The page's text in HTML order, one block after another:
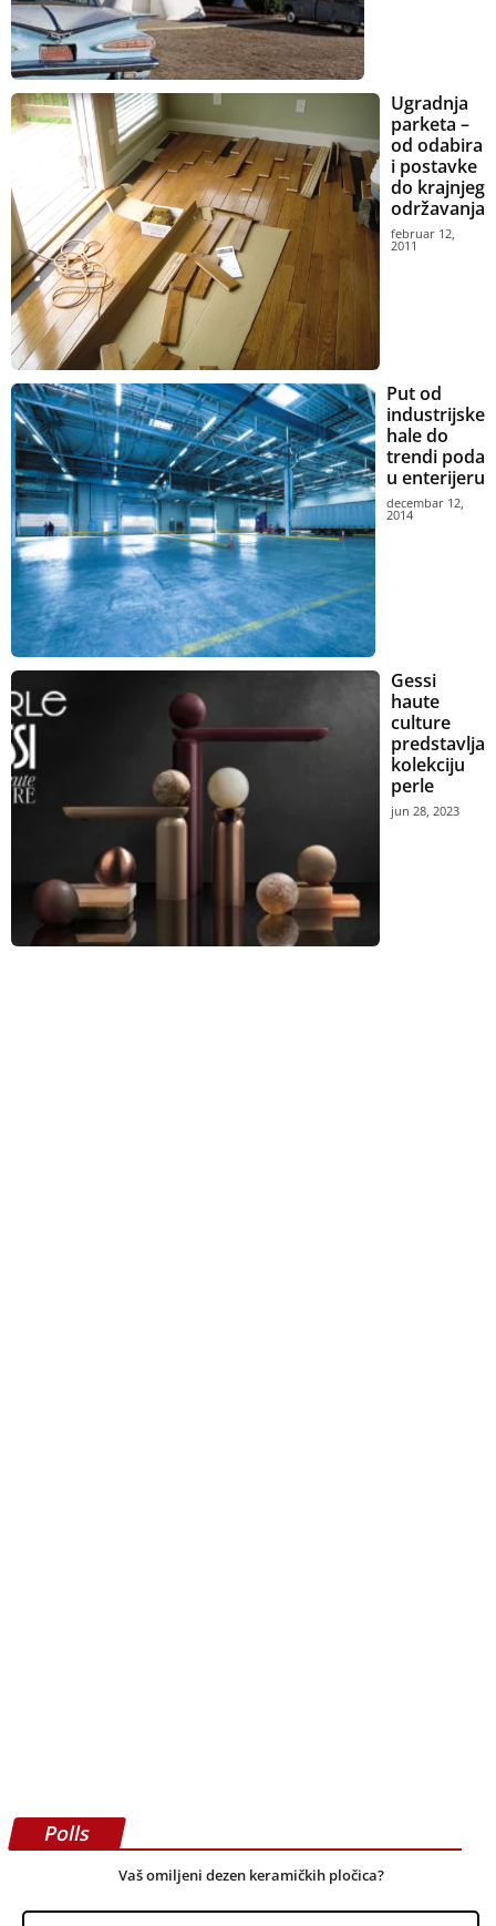
Ugradnja
parketa –
od odabira
i postavke
do krajnjeg
održavanja
februar 12,
2011
Put od
industrijske
hale do
trendi poda
u enterijeru
decembar 12,
2014
Gessi
haute
culture
predstavlja
kolekciju
perle
jun 28, 2023
Imitacija betona
Imitacija mermera